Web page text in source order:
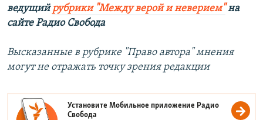
ведущийрубрики "Между верой и неверием"на
сайте Радио Свобода
Высказанные в рубрике "Право автора" мнения
могут не отражать точку зрения редакции
Установите Мобильное приложение Радио
Свобода